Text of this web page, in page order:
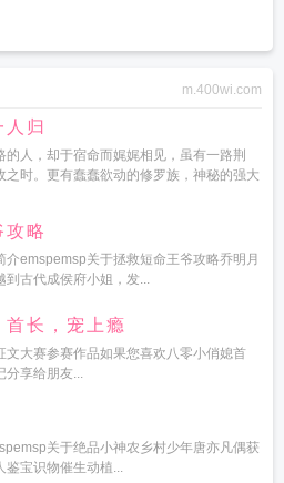
m.400wi.com
归
的人，却于宿命而娓娓相见，虽有一路荆
之时。更有蠢蠢欲动的修罗族，神秘的强大
攻略
介emspemsp关于拯救短命王爷攻略乔明月
到古代成侯府小姐，发...
首长，宠上瘾
文大赛参赛作品如果您喜欢八零小俏媳首
分享给朋友...
关于绝品小神农乡村少年唐亦凡偶获
鉴宝识物催生动植...